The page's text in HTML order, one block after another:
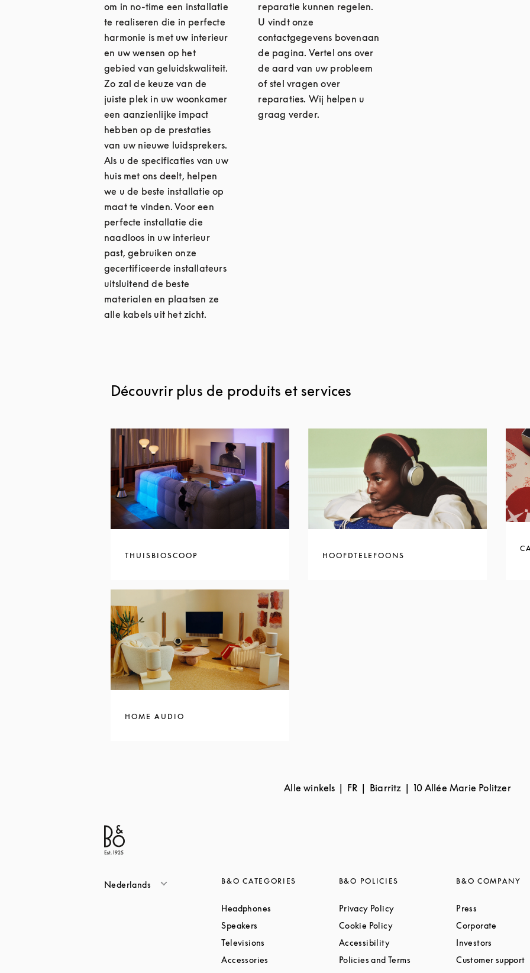
om in no-time een installatie
te realiseren die in perfecte
harmonie is met uw interieur
en uw wensen op het
gebied van geluidskwaliteit.
Zo zal de keuze van de
juiste plek in uw woonkamer
een aanzienlijke impact
hebben op de prestaties
van uw nieuwe luidsprekers.
Als u de specificaties van uw
huis met ons deelt, helpen
we u de beste installatie op
maat te vinden. Voor een
perfecte installatie die
naadloos in uw interieur
past, gebruiken onze
gecertificeerde installateurs
uitsluitend de beste
materialen en plaatsen ze
alle kabels uit het zicht.
reparatie kunnen regelen.
U vindt onze
contactgegevens bovenaan
de pagina. Vertel ons over
de aard van uw probleem
of stel vragen over
reparaties. Wij helpen u
graag verder.
Découvrir plus de produits et services
THUISBIOSCOOP HOOFDTELEFOONS
HOME AUDIO
Alle winkels FR Biarritz 10 Allée Marie Politzer
Nederlands B&O CATEGORIES
Headphones Link Opens in New Tab
Speakers Link Opens in New Tab
Televisions Link Opens in New Tab
Accessories Link Opens in New Tab
B&O POLICIES
Privacy PolicyLink Opens in New Tab
Cookie PolicyLink Opens in New Tab
AccessibilityLink Opens in New Tab
Policies and TermsLink Opens in New Tab
B&O COMPANY
Press
Corporate
Investors
Customer support